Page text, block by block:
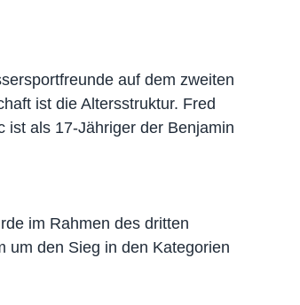
auf dem zweiten
ist die Altersstruktur. Fred
ist als 17-Jähriger der Benjamin
im Rahmen des dritten
um den Sieg in den Kategorien